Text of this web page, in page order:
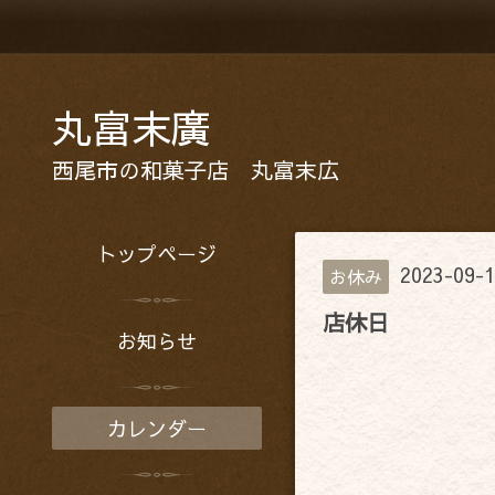
丸富末廣
西尾市の和菓子店 丸富末広
お休み 2023-09-
店休日
トップページ
お知らせ
カレンダー